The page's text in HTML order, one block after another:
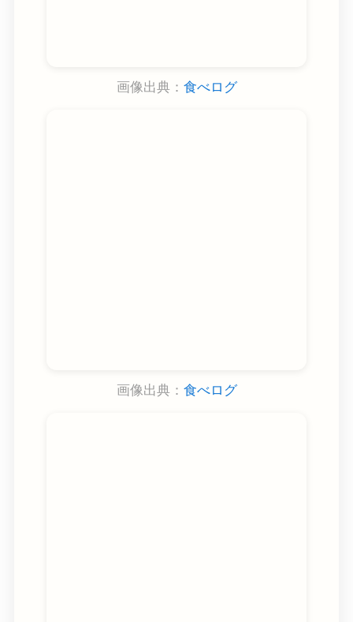
画像出典： 食べログ
画像出典： 食べログ